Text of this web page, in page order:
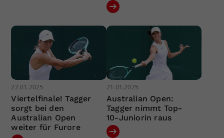
22.01.2025
Viertelfinale! Tagger
sorgt bei den
Australian Open
weiter für Furore
21.01.2025
Australian Open:
Tagger nimmt Top-
10-Juniorin raus